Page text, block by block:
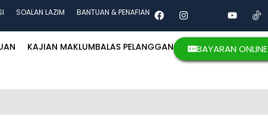
SOALAN LAZIM BANTUAN & PENAFIAN
KAJIAN MAKLUMBALAS PELANGGAN BAYARAN ONLINE